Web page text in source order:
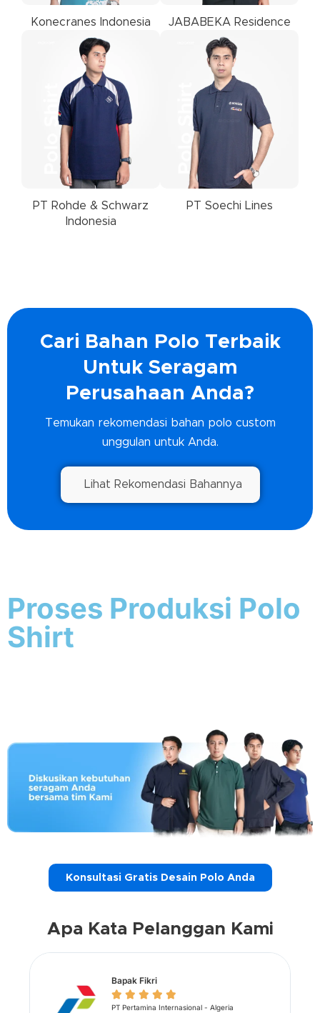
Konecranes Indonesia JABABEKA Residence
PT Rohde & Schwarz
Indonesia
PT Soechi Lines
Cari Bahan Polo Terbaik
Untuk Seragam
Perusahaan Anda?
Temukan rekomendasi bahan polo custom
unggulan untuk Anda.
Lihat Rekomendasi Bahannya
Proses Produksi Polo
Shirt
Konsultasi Gratis Desain Polo Anda
Apa Kata Pelanggan Kami
Bapak Fikri
    
PT Pertamina Internasional - Algeria